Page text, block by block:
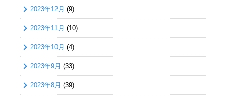
2023年12月 (9)
2023年11月 (10)
2023年10月 (4)
2023年9月 (33)
2023年8月 (39)